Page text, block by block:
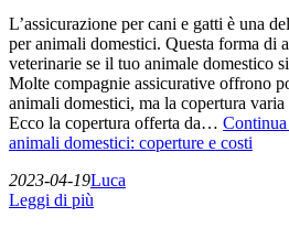
L’assicurazione per cani e gatti è una
per animali domestici. Questa forma di
veterinarie se il tuo animale domestico
Molte compagnie assicurative offrono
animali domestici, ma la copertura
Ecco la copertura offerta da…
animali domestici: coperture e costi
2023-04-19Luca
Leggi di più